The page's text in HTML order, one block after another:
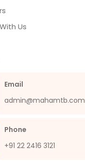
Us
Email
admin@mahamtb.com
Phone
+91 22 2416 3121